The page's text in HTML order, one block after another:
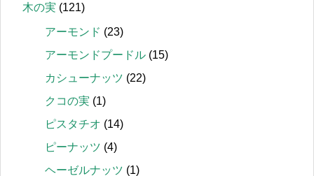
木の実 (121)
アーモンド (23)
アーモンドプードル (15)
カシューナッツ (22)
クコの実 (1)
ピスタチオ (14)
ピーナッツ (4)
ヘーゼルナッツ (1)